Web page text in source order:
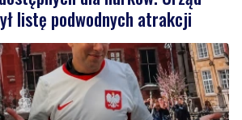
listę podwodnych atrakcji